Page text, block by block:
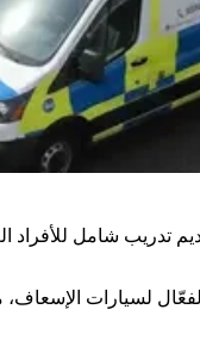
تدريب شامل للأفراد
لسيارات الإسعاف،